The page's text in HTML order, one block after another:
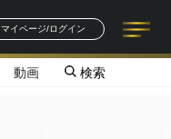
マイページ/ログイン
記事一覧
著者一覧
動画 検索